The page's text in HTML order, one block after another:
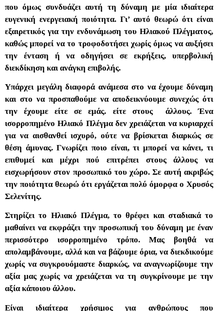
που όμως συνδυάζει αυτή τη δύναμη με μία ιδιαίτερα
ευγενική ενεργειακή ποιότητα. Γι’ αυτό θεωρώ ότι είναι
εξαιρετικός για την ενδυνάμωση του Ηλιακού Πλέγματος,
καθώς μπορεί να το τροφοδοτήσει χωρίς όμως να αυξήσει
την ένταση ή να οδηγήσει σε εκρήξεις, υπερβολική
διεκδίκηση και ανάγκη επιβολής.
Υπάρχει μεγάλη διαφορά ανάμεσα στο να έχουμε δύναμη
και στο να προσπαθούμε να αποδεικνύουμε συνεχώς ότι
την έχουμε είτε σε εμάς. είτε στους άλλους. Ένα
ισορροπημένο Ηλιακό Πλέγμα δεν χρειάζεται να κυριαρχεί
για να αισθανθεί ισχυρό, ούτε να βρίσκεται διαρκώς σε
θέση άμυνας. Γνωρίζει ποιο είναι, τι μπορεί να κάνει, τι
επιθυμεί και μέχρι πού επιτρέπει στους άλλους να
εισχωρήσουν στον προσωπικό του χώρο. Σε αυτή ακριβώς
την ποιότητα θεωρώ ότι εργάζεται πολύ όμορφα ο Χρυσός
Σελενίτης.
Στηρίζει το Ηλιακό Πλέγμα, το θρέφει και σταδιακά το
μαθαίνει να εκφράζει την προσωπική του δύναμη με έναν
περισσότερο ισορροπημένο τρόπο. Μας βοηθά να
απολαμβάνουμε, αλλά και να βάζουμε όρια, να διεκδικούμε
χωρίς να συγκρουόμαστε διαρκώς, να αναγνωρίζουμε την
αξία μας χωρίς να χρειάζεται να τη συγκρίνουμε με την
αξία κάποιου άλλου.
Είναι ιδιαίτερα χρήσιμος για ανθρώπους που